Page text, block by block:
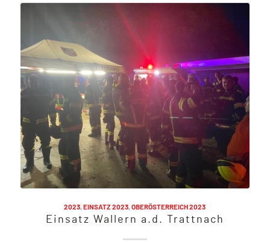
2023,EINSATZ 2023,OBERÖSTERREICH 2023
Einsatz Wallern a.d. Trattnach